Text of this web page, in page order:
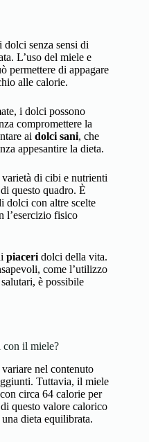
senza sensi di
L’uso del miele e
permettere di appagare
alle calorie.
i dolci possono
compromettere la
ai dolci sani, che
appesantire la dieta.
di cibi e nutrienti
questo quadro. È
dolci con altre scelte
l’esercizio fisico
piaceri dolci della vita.
come l’utilizzo
è possibile
con il miele?
nel contenuto
Tuttavia, il miele
circa 64 calorie per
questo valore calorico
dieta equilibrata.